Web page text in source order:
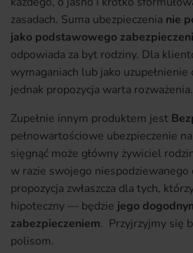
zasadach. Suma ubezpieczenia nie
jako podstawowego
odpowiada za byt rodziny. Dla
wymaganiach lub jako
jednak propozycja warta rozważenia.
Zupełnie innym produktem jest
pełnowartościowe ubezpieczenie
sięgnąć może główny żywiciel
w razie swojego niespodziewanego
propozycja zwłaszcza dla tych,
hipoteczny — będzie jego
zabezpieczeniem. Przyjrzyjmy się
polisom.